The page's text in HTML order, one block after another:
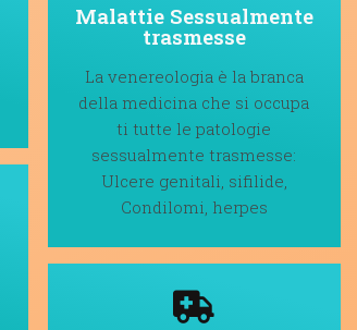
Malattie Sessualmente
trasmesse
La venereologia è la branca
della medicina che si occupa
ti tutte le patologie
sessualmente trasmesse:
Ulcere genitali, sifilide,
Condilomi, herpes